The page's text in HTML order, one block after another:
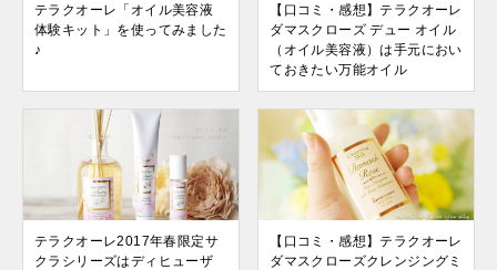
テラクオーレ「オイル美容液
体験キット」を使ってみました
♪
【口コミ・感想】テラクオーレ
ダマスクローズ デュー オイル
（オイル美容液）は手元におい
ておきたい万能オイル
テラクオーレ2017年春限定サ
クラシリーズはディヒューザ
【口コミ・感想】テラクオーレ
ダマスクローズクレンジングミ